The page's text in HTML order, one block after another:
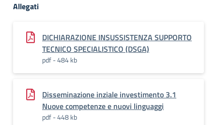
Allegati
DICHIARAZIONE INSUSSISTENZA SUPPORTO
TECNICO SPECIALISTICO (DSGA)
pdf - 484 kb
Disseminazione inziale investimento 3.1
Nuove competenze e nuovi linguaggi
pdf - 448 kb